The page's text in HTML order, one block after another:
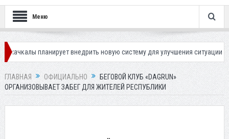
Меню
внедрить новую систему для улучшения ситуации с
ГЛАВНАЯ ОФИЦИАЛЬНО
БЕГОВОЙ КЛУБ «DAGRUN»
ОРГАНИЗОВЫВАЕТ ЗАБЕГ ДЛЯ ЖИТЕЛЕЙ РЕСПУБЛИКИ